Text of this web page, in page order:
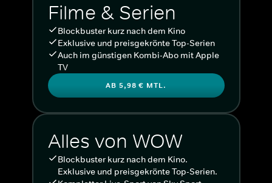
Filme & Serien
Blockbuster kurz nach dem Kino
Exklusive und preisgekrönte Top-Serien
Auch im günstigen Kombi-Abo mit Apple
TV
AB 5,98 € MTL.
Alles von WOW
Blockbuster kurz nach dem Kino.
Exklusive und preisgekrönte Top-Serien.